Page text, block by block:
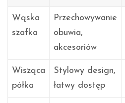
Wąska
szafka
Przechowywanie
obuwia,
akcesoriów
Wisząca
półka
Stylowy design,
łatwy dostęp